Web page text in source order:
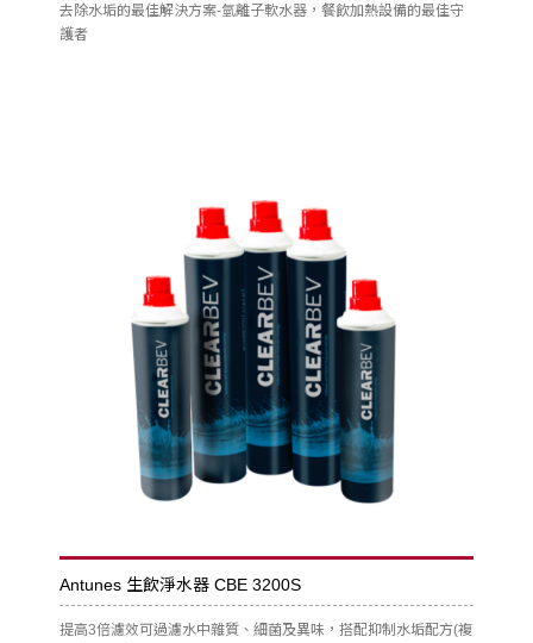
去除水垢的最佳解決方案-氫離子軟水器，餐飲加熱設備的最佳守
護者
Antunes 生飲淨水器 CBE 3200S
提高3倍濾效可過濾水中雜質、細菌及異味，搭配抑制水垢配方(複